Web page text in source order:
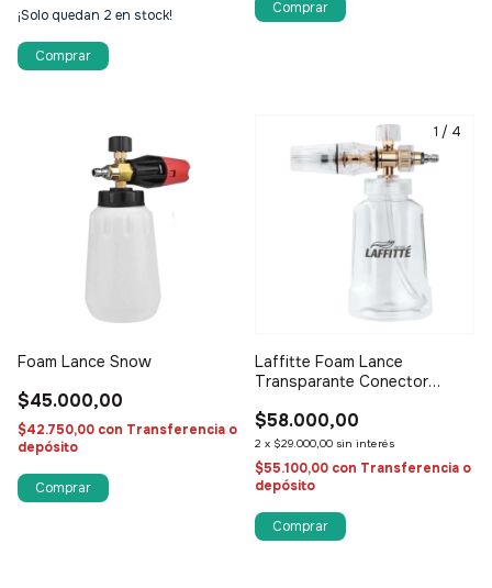
¡Solo quedan 2 en stock!
Comprar
Foam Lance Snow
$45.000,00
$42.750,00 con Transferencia o
depósito
1 / 4
Laffitte Foam Lance
Transparante Conector
$58.000,00
2 x $29.000,00 sin interés
$55.100,00 con Transferencia o
depósito